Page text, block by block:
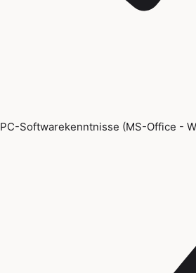
PC-Softwarekenntnisse (MS-Office -